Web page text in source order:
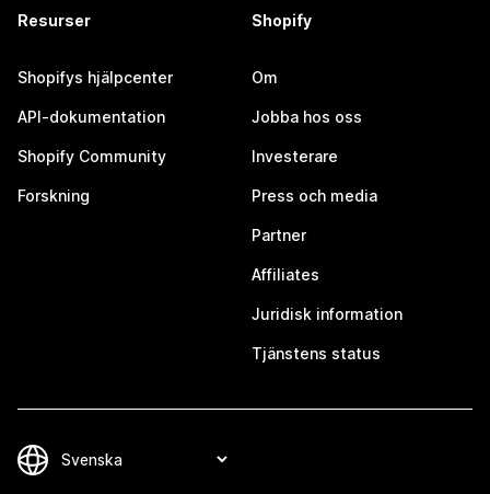
Resurser
Shopifys hjälpcenter
API-dokumentation
Shopify Community
Forskning
Shopify
Om
Jobba hos oss
Investerare
Press och media
Partner
Affiliates
Juridisk information
Tjänstens status